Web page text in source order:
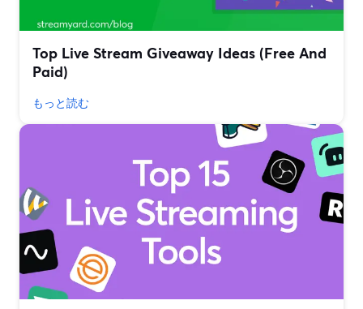
Top Live Stream Giveaway Ideas (Free And
Paid)
もっと読む